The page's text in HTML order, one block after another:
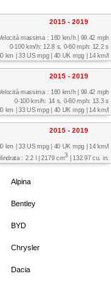
2015 - 2019
massima : 160 km/h | 99.42 mph
0-100 km/h: 12.8 s, 0-60 mph: 12.2 s
km | 33 US mpg | 40 UK mpg | 14 km/l
2015 - 2019
massima : 160 km/h | 99.42 mph
0-100 km/h: 14 s, 0-60 mph: 13.3 s
km | 33 US mpg | 40 UK mpg | 14 km/l
2015 - 2019
km | 33 US mpg | 40 UK mpg | 14 km/l
: 2.2 l | 2179 cm3 | 132.97 cu. in.
Alpina
Bentley
BYD
Chrysler
Dacia